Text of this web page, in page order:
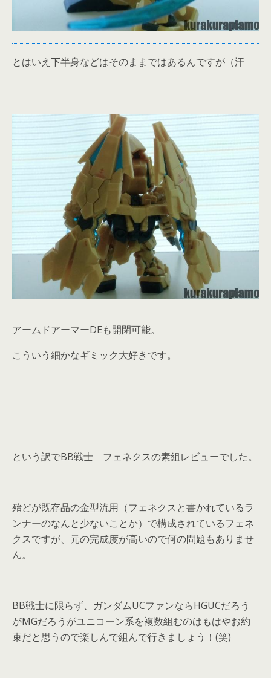
とはいえ下半身などはそのままではあるんですが（汗
アームドアーマーDEも開閉可能。
こういう細かなギミック大好きです。
という訳でBB戦士 フェネクスの素組レビューでした。
殆どが既存品の金型流用（フェネクスと書かれているラ
ンナーのなんと少ないことか）で構成されているフェネ
クスですが、元の完成度が高いので何の問題もありませ
ん。
BB戦士に限らず、ガンダムUCファンならHGUCだろう
がMGだろうがユニコーン系を複数組むのはもはやお約
束だと思うので楽しんで組んで行きましょう！(笑)